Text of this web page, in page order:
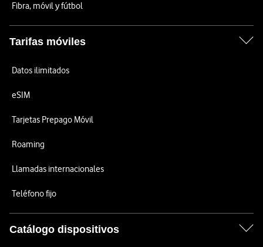
Fibra, móvil y fútbol
Tarifas móviles
Datos ilimitados
eSIM
Tarjetas Prepago Móvil
Roaming
Llamadas internacionales
Teléfono fijo
Catálogo dispositivos